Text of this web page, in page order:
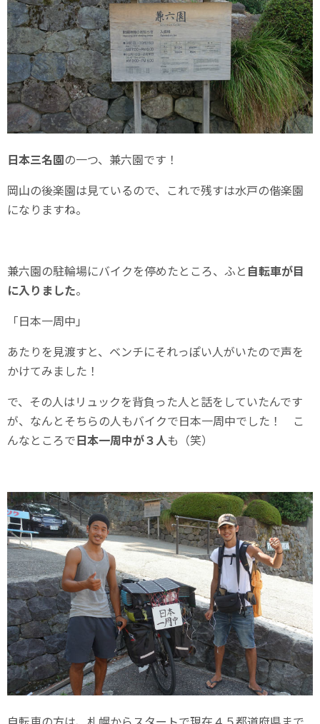
日本三名園の一つ、兼六園です！
岡山の後楽園は見ているので、これで残すは水戸の偕楽園
になりますね。
兼六園の駐輪場にバイクを停めたところ、ふと 自転車が目
に入りました。
「日本一周中」
あたりを見渡すと、ベンチにそれっぽい人がいたので声を
かけてみました！
で、その人はリュックを背負った人と話をしていたんです
が、なんとそちらの人もバイクで日本一周中でした！ こ
んなところで日本一周中が３人も（笑）